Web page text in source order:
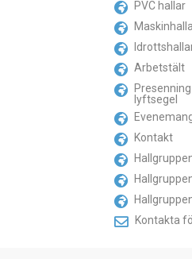
PVC hallar
Arbetstält
lyftsegel
Kontakt
Kontakta